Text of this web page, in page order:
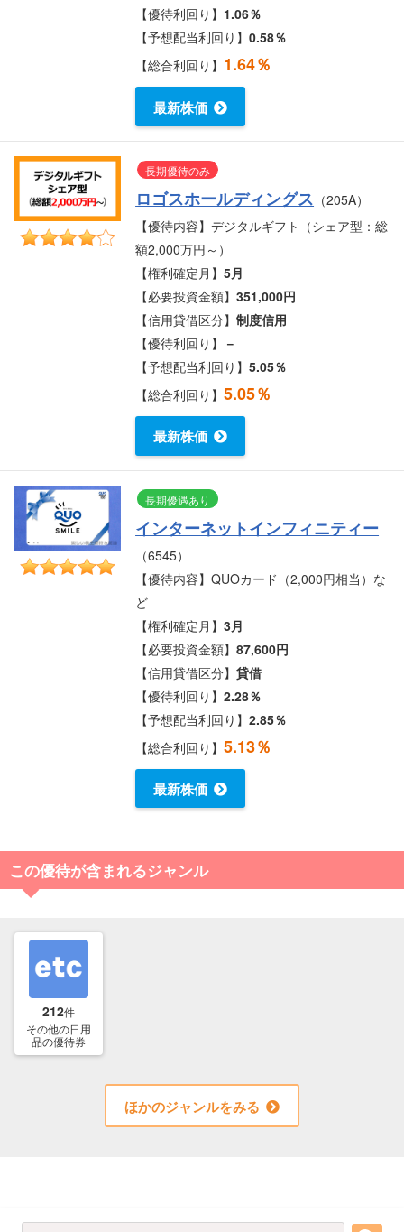
【優待利回り】 1.06％
【予想配当利回り】0.58％
【総合利回り】 1.64％
最新株価
長期優待のみ
ロゴスホールディングス （205A）
【優待内容】デジタルギフト（シェア型：総
額2,000万円～）
【権利確定月】5月
【必要投資金額】351,000円
【信用貸借区分】制度信用
【優待利回り】 －
【予想配当利回り】5.05％
【総合利回り】5.05％
最新株価
長期優遇あり
インターネットインフィニティー
（6545）
【優待内容】QUOカード（2,000円相当）な
ど
【権利確定月】3月
【必要投資金額】87,600円
【信用貸借区分】貸借
【優待利回り】2.28％
【予想配当利回り】2.85％
【総合利回り】5.13％
最新株価
この優待が含まれるジャンル
212件
その他の日用
品の優待券
ほかのジャンルをみる